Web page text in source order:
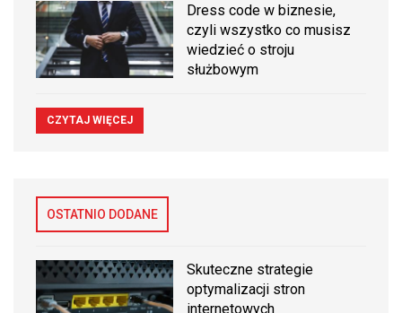
Dress code w biznesie,
czyli wszystko co musisz
wiedzieć o stroju
służbowym
CZYTAJ WIĘCEJ
OSTATNIO DODANE
Skuteczne strategie
optymalizacji stron
internetowych